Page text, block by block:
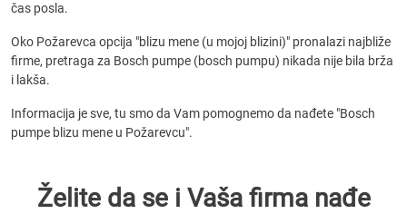
čas posla.
Oko Požarevca opcija "blizu mene (u mojoj blizini)" pronalazi najbliže
firme, pretraga za Bosch pumpe (bosch pumpu) nikada nije bila brža
i lakša.
Informacija je sve, tu smo da Vam pomognemo da nađete "Bosch
pumpe blizu mene u Požarevcu".
Želite da se i Vaša firma nađe